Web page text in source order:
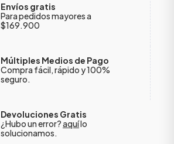
Envíos gratis
Para pedidos mayores a
$169.900
Múltiples Medios de Pago
Compra fácil, rápido y 100%
seguro.
Devoluciones Gratis
¿Hubo un error?aquílo
solucionamos.